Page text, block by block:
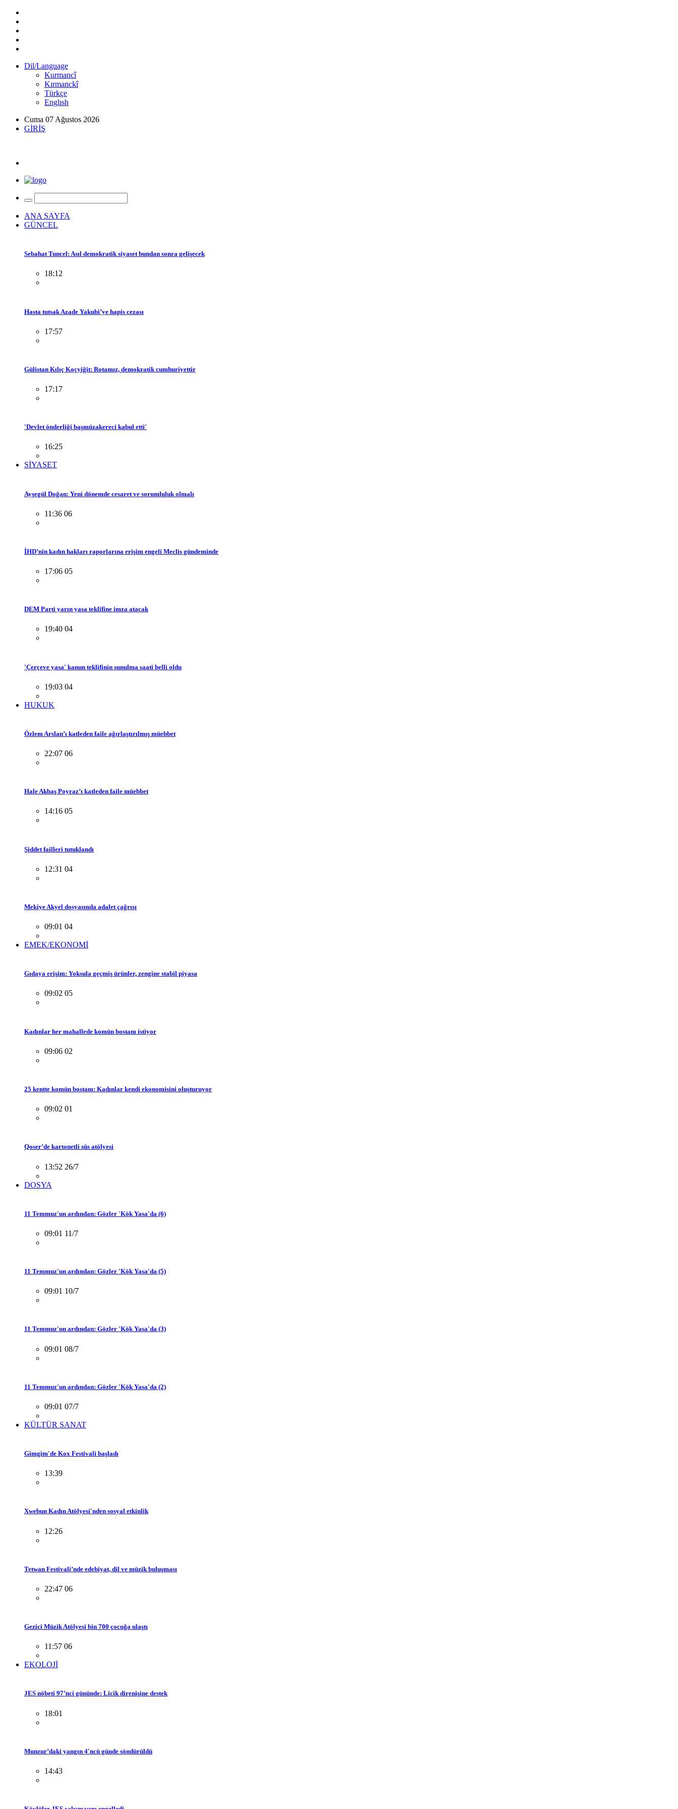
Dil/Language
Kurmancî
Kırmanckî
Türkçe
Englısh
Cuma 07 Ağustos 2026
GİRİŞ
ANA SAYFA
GÜNCEL
Sebahat Tuncel: Asıl demokratik siyaset bundan sonra gelişecek
18:12
Hasta tutsak Azade Yakubi’ye hapis cezası
17:57
Gülistan Kılıç Koçyiğit: Rotamız, demokratik cumhuriyettir
17:17
'Devlet önderliği başmüzakereci kabul etti'
16:25
SİYASET
Ayşegül Doğan: Yeni dönemde cesaret ve sorumluluk olmalı
11:36 06
İHD’nin kadın hakları raporlarına erişim engeli Meclis gündeminde
17:06 05
DEM Parti yarın yasa teklifine imza atacak
19:40 04
'Çerçeve yasa' kanun teklifinin sunulma saati belli oldu
19:03 04
HUKUK
Özlem Arslan’ı katleden faile ağırlaştırılmış müebbet
22:07 06
Hale Akbaş Poyraz’ı katleden faile müebbet
14:16 05
Şiddet failleri tutuklandı
12:31 04
Mekiye Akyel dosyasında adalet çağrısı
09:01 04
EMEK/EKONOMİ
Gıdaya erişim: Yoksula geçmiş ürünler, zengine stabil piyasa
09:02 05
Kadınlar her mahallede komün bostanı istiyor
09:06 02
25 kentte komün bostanı: Kadınlar kendi ekonomisini oluşturuyor
09:02 01
Qoser’de kartonetli süs atölyesi
13:52 26/7
DOSYA
11 Temmuz'un ardından: Gözler 'Kök Yasa'da (6)
09:01 11/7
11 Temmuz'un ardından: Gözler 'Kök Yasa'da (5)
09:01 10/7
11 Temmuz'un ardından: Gözler 'Kök Yasa'da (3)
09:01 08/7
11 Temmuz'un ardından: Gözler 'Kök Yasa'da (2)
09:01 07/7
KÜLTÜR SANAT
Gimgim'de Kox Festivali başladı
13:39
Xwebun Kadın Atölyesi'nden sosyal etkinlik
12:26
Tetwan Festivali’nde edebiyat, dil ve müzik buluşması
22:47 06
Gezici Müzik Atölyesi bin 700 çocuğa ulaştı
11:57 06
EKOLOJİ
JES nöbeti 97’nci gününde: Licik direnişine destek
18:01
Munzur’daki yangın 4'ncü günde söndürüldü
14:43